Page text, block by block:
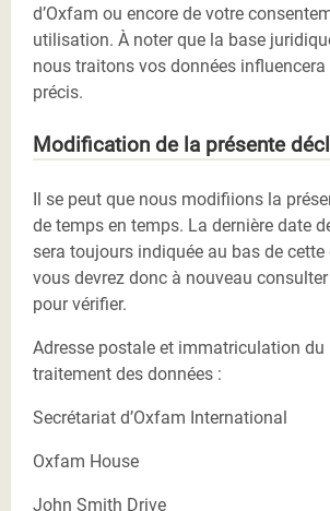
d’Oxfam ou encore de votre
utilisation. À noter que la base
nous traitons vos données
précis.
Modification de la présente
Il se peut que nous modifiions la
de temps en temps. La dernière date
sera toujours indiquée au bas de
vous devrez donc à nouveau
pour vérifier.
Adresse postale et immatriculation du
traitement des données :
Secrétariat d’Oxfam International
Oxfam House
John Smith Drive